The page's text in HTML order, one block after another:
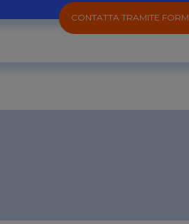
CONTATTA TRAMITE FORM